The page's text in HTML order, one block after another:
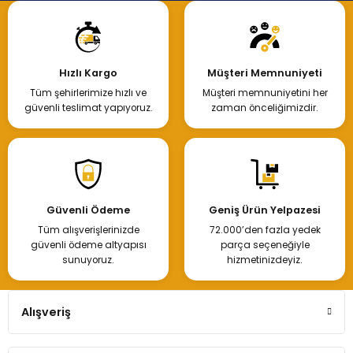
Hızlı Kargo
Tüm şehirlerimize hızlı ve
güvenli teslimat yapıyoruz.
Müşteri Memnuniyeti
Müşteri memnuniyetini her
zaman önceliğimizdir.
Güvenli Ödeme
Tüm alışverişlerinizde
güvenli ödeme altyapısı
sunuyoruz.
Geniş Ürün Yelpazesi
72.000’den fazla yedek
parça seçeneğiyle
hizmetinizdeyiz.
Alışveriş